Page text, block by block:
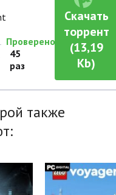
Проверено
45
раз
Скачать
торрент
(13,19
Kb)
также